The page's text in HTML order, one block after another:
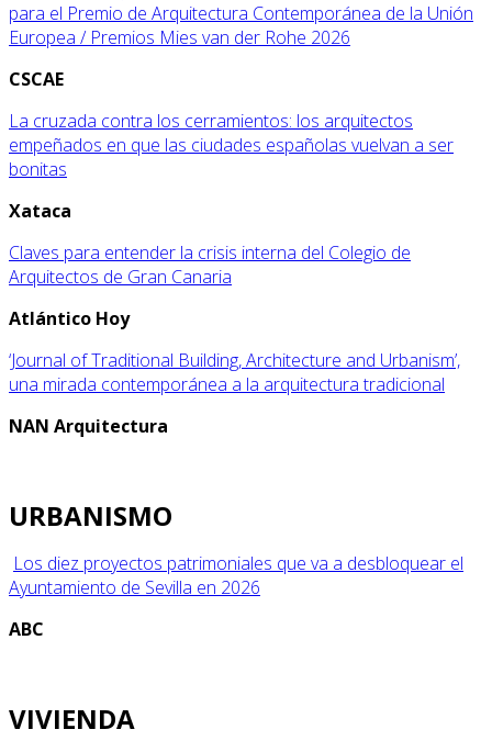
para el Premio de Arquitectura Contemporánea de la Unión
Europea / Premios Mies van der Rohe 2026
CSCAE
La cruzada contra los cerramientos: los arquitectos
empeñados en que las ciudades españolas vuelvan a ser
bonitas
Xataca
Claves para entender la crisis interna del Colegio de
Arquitectos de Gran Canaria
Atlántico Hoy
‘Journal of Traditional Building, Architecture and Urbanism’,
una mirada contemporánea a la arquitectura tradicional
NAN Arquitectura
URBANISMO
Los diez proyectos patrimoniales que va a desbloquear el
Ayuntamiento de Sevilla en 2026
ABC
VIVIENDA